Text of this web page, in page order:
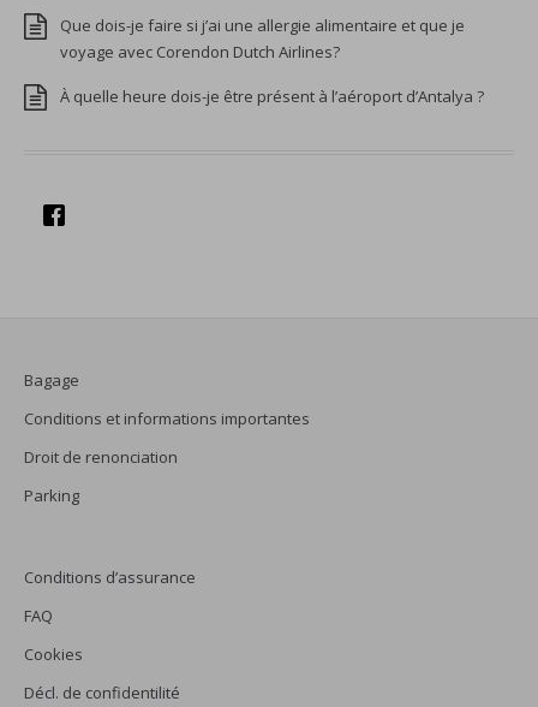
Que dois-je faire si j’ai une allergie alimentaire et que je
voyage avec Corendon Dutch Airlines?
À quelle heure dois-je être présent à l’aéroport d’Antalya ?
Bagage
Conditions et informations importantes
Droit de renonciation
Parking
Conditions d’assurance
FAQ
Cookies
Décl. de confidentilité